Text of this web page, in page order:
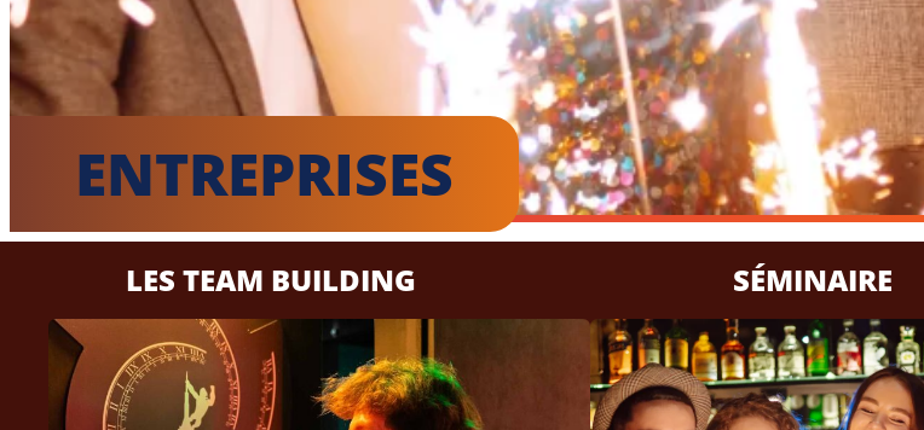
ENTREPRISES
LES TEAM BUILDING SÉMINAIRE